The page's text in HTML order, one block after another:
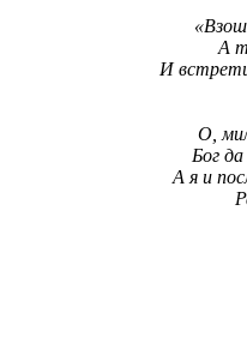
А
И
О,
Бог
А я и